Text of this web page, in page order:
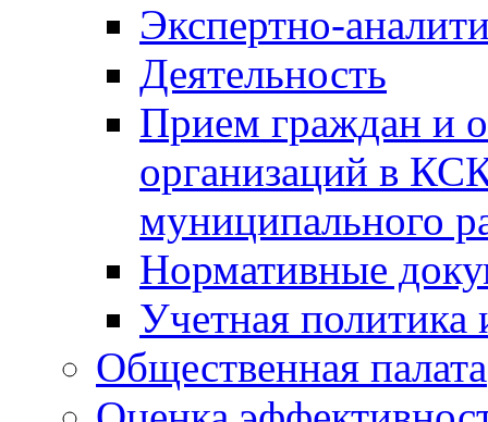
Экспертно-
Деятельность
Прием граждан и
организаций в
муниципального
Нормативные
Учетная политика
Общественная палата